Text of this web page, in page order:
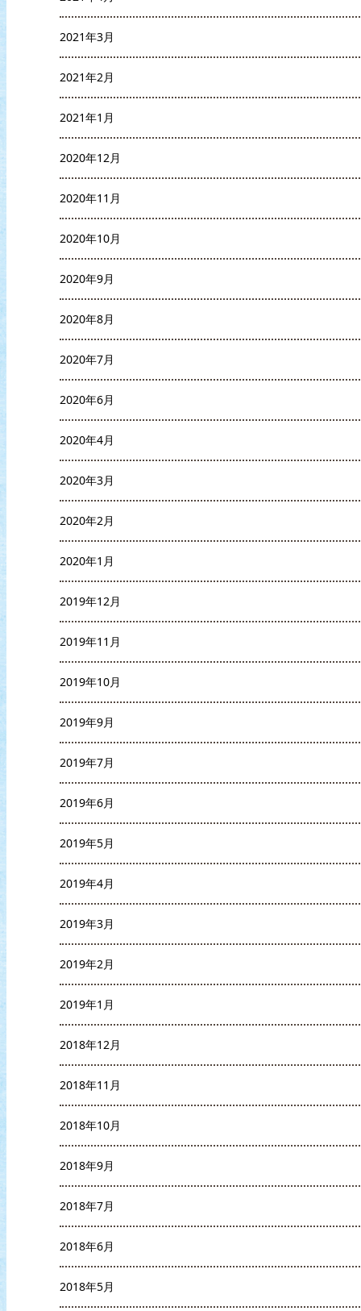
2021年3月
2021年2月
2021年1月
2020年12月
2020年11月
2020年10月
2020年9月
2020年8月
2020年7月
2020年6月
2020年4月
2020年3月
2020年2月
2020年1月
2019年12月
2019年11月
2019年10月
2019年9月
2019年7月
2019年6月
2019年5月
2019年4月
2019年3月
2019年2月
2019年1月
2018年12月
2018年11月
2018年10月
2018年9月
2018年7月
2018年6月
2018年5月